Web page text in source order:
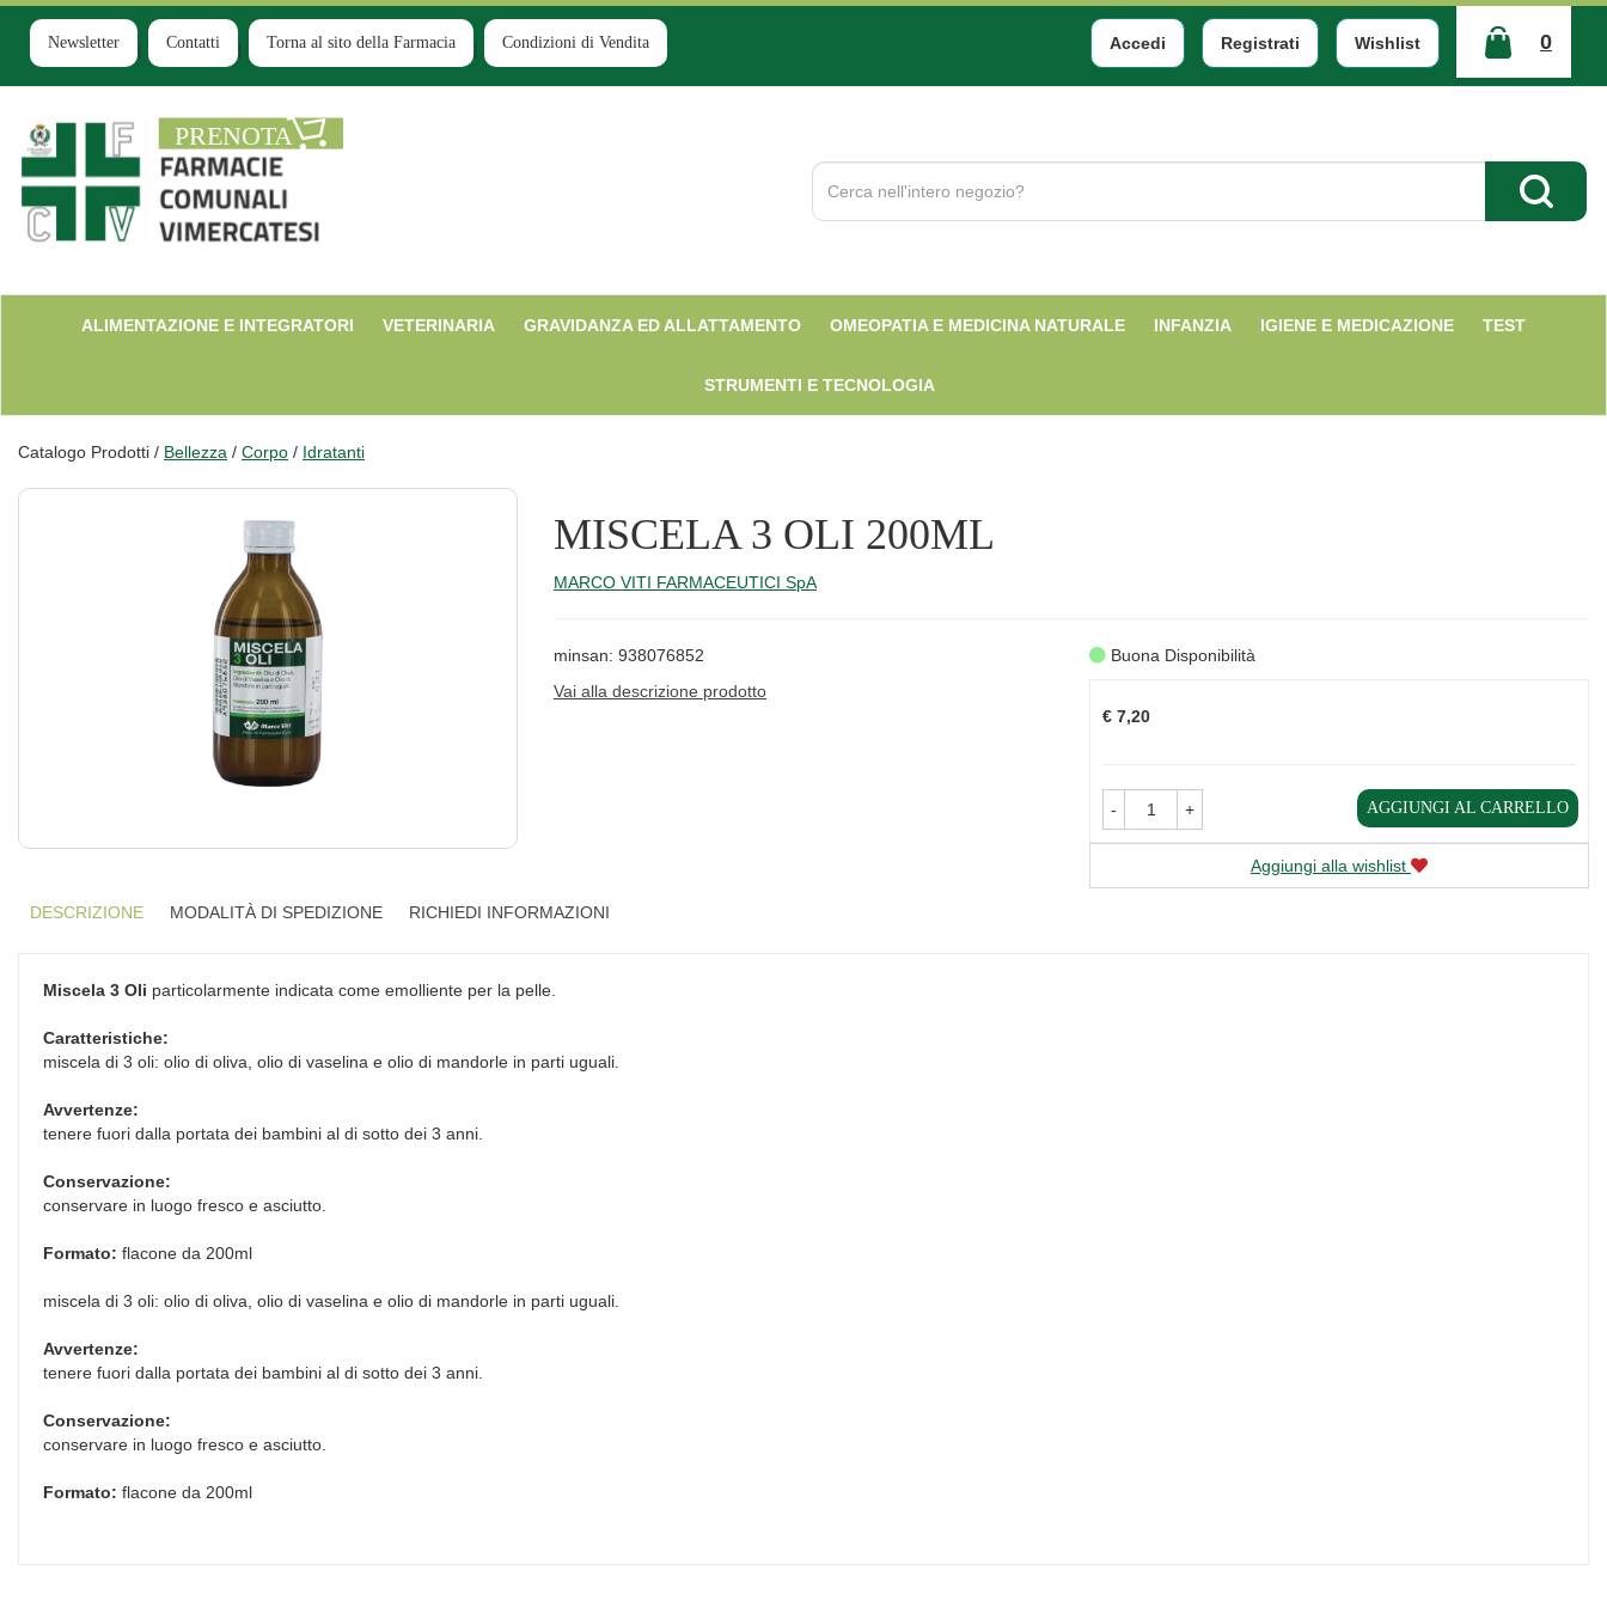
Passa
contenuto
principale
Newsletter Contatti Torna al sito della Farmacia Condizioni di Vendita Accedi Registrati Wishlist 0
ARTICOLI
INSERITI
Farmacia
Comunale
Cerca
Prodotto
Cerca
ALIMENTAZIONE E INTEGRATORI VETERINARIA GRAVIDANZA ED ALLATTAMENTO OMEOPATIA E MEDICINA NATURALE INFANZIA IGIENE E MEDICAZIONE TEST
STRUMENTI E TECNOLOGIA
Catalogo Prodotti / Bellezza / Corpo / Idratanti
MISCELA 3 OLI 200ML
MARCO VITI FARMACEUTICI SpA
minsan: 938076852
Vai alla descrizione prodotto
Buona Disponibilità
€ 7,20
- + AGGIUNGI AL CARRELLO
Aggiungi alla wishlist
DESCRIZIONE MODALITÀ DI SPEDIZIONE RICHIEDI INFORMAZIONI
Miscela 3 Oli particolarmente indicata come emolliente per la pelle.
Caratteristiche:
miscela di 3 oli: olio di oliva, olio di vaselina e olio di mandorle in parti uguali.
Avvertenze:
tenere fuori dalla portata dei bambini al di sotto dei 3 anni.
Conservazione:
conservare in luogo fresco e asciutto.
Formato: flacone da 200ml
miscela di 3 oli: olio di oliva, olio di vaselina e olio di mandorle in parti uguali.
Avvertenze:
tenere fuori dalla portata dei bambini al di sotto dei 3 anni.
Conservazione:
conservare in luogo fresco e asciutto.
Formato: flacone da 200ml